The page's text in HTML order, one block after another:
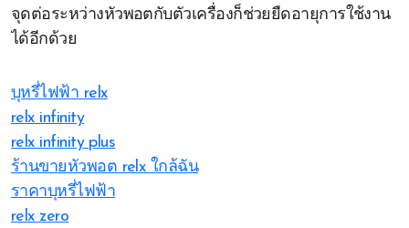
จุดต่อระหว่างหัวพอตกับตัวเครื่องก็ช่วยยืดอายุการใช้งาน
ได้อีกด้วย
บุหรี่ไฟฟ้า relx
relx infinity
relx infinity plus
ร้านขายหัวพอต relx ใกล้ฉัน
ราคาบุหรี่ไฟฟ้า
relx zero